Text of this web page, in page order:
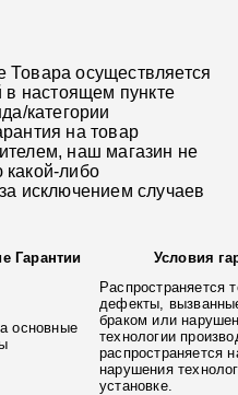
Товара осуществляется
в настоящем пункте
категории
на товар
наш магазин не
какой-либо
исключением случаев
Гарантии Условия
основные
Распространяется
дефекты,
браком или
технологии
распространяется
нарушения
установке.